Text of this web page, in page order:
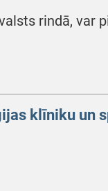
rindā, var
klīniku un